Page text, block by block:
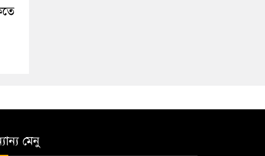
মেনু